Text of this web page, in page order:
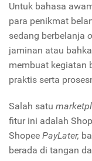
Untuk bahasa
para penikmat
sedang berbelanja
jaminan atau
membuat kegiatan
praktis serta
Salah satu
fitur ini adalah
Shopee PayLater,
berada di tangan